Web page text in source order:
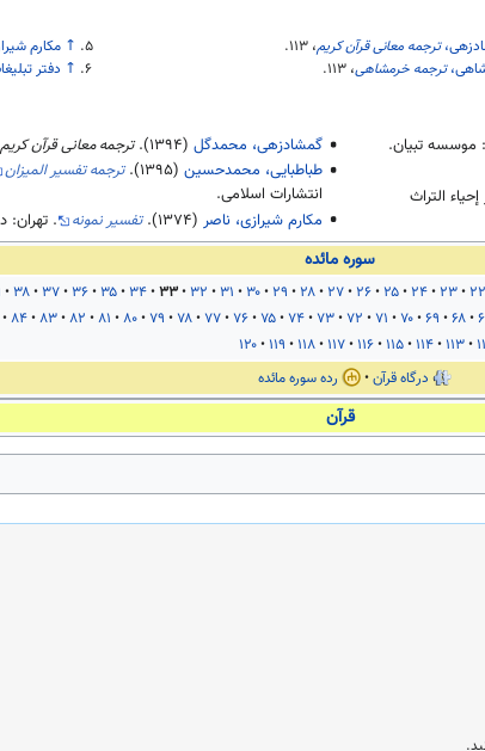
ترجمه معانی قرآن کریم، ۱۱۳.
ترجمه خرمشاهی، ۱۱۳.
↑ مکارم
↑ دفتر
موسسه تبیان.
التراث
گمشادزهی، محمدگل (۱۳۹۴).ترجمه معانی قرآن کریم
طباطبایی، محمدحسین (۱۳۹۵).ترجمه تفسیر المیزان
انتشارات اسلامی.
مکارم شیرازی، ناصر (۱۳۷۴).تفسیر نمونه
. تهران:
سوره مائده
۲۲ ۲۳ ۲۴ ۲۵ ۲۶ ۲۷ ۲۸ ۲۹ ۳۰ ۳۱ ۳۲ ۳۳ ۳۴ ۳۵ ۳۶ ۳۷ ۳۸
۶۸ ۶۹ ۷۰ ۷۱ ۷۲ ۷۳ ۷۴ ۷۵ ۷۶ ۷۷ ۷۸ ۷۹ ۸۰ ۸۱ ۸۲ ۸۳ ۸۴
۱۱۳ ۱۱۴ ۱۱۵ ۱۱۶ ۱۱۷ ۱۱۸ ۱۱۹ ۱۲۰
درگاه قرآن
رده سوره مائده
قرآن